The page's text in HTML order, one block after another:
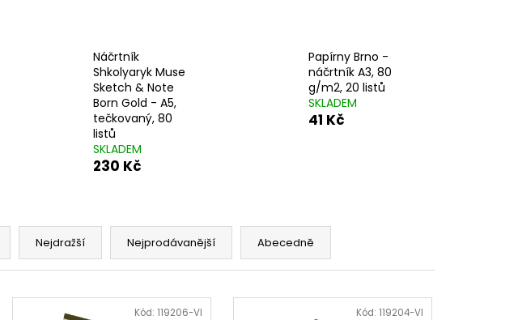
Náčrtník
Shkolyaryk Muse
Sketch & Note
Born Gold - A5,
tečkovaný, 80
listů
SKLADEM
230 Kč
Papírny Brno -
náčrtník A3, 80
g/m2, 20 listů
SKLADEM
41 Kč
Nejdražší Nejprodávanější Abecedně
Kód: 119206-VI Kód: 119204-VI
5,90 Kč